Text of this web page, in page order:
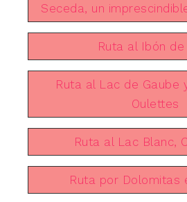
Seceda, un
Ruta al Ibón de
Ruta al Lac de Gaube
Oulettes
Ruta al Lac Blanc,
Ruta por Dolomitas